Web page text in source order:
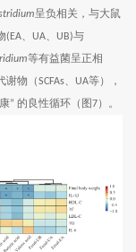
呈负相关，与大鼠
(EA、 UA、 UB)与
等有益菌呈正相
谢物（SCFAs、 UA等），
” 的良性循环（图 7）。